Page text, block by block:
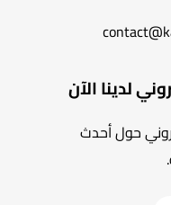
لدينا الآن
حول أحدث